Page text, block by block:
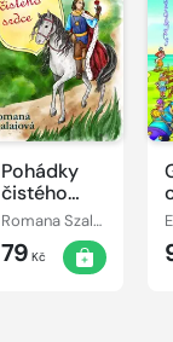
Pohádky
čistého
srdce
Romana Szalaiová
79 Kč